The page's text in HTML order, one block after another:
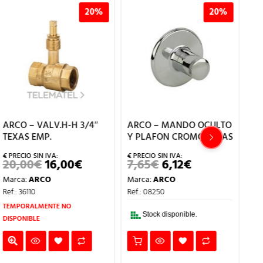
20%
ARCO – VALV.H-H 3/4″
TEXAS EMP.
20,00€EL
PRECIO
ORIGINAL
20,00€.
16,00€EL
PRECIO
Marca:ARCO
Ref.: 36110
TEMPORALMENTE NO
DISPONIBLE
20%
ARCO – MANDO OCULTO
Y PLAFON CROMO TEXAS
7,65€EL
PRECIO
ORIGINAL
ERA:
6,12€EL
PRECIO
Marca:ARCO
Ref.: 08250
Stock disponible.